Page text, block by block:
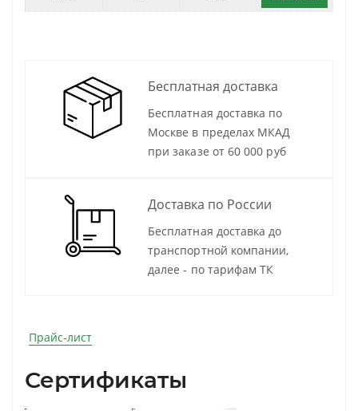
Бесплатная доставка
Бесплатная доставка по
Москве в пределах МКАД
при заказе от 60 000 руб
Доставка по России
Бесплатная доставка до
транспортной компании,
далее - по тарифам ТК
Прайс-лист
Сертификаты